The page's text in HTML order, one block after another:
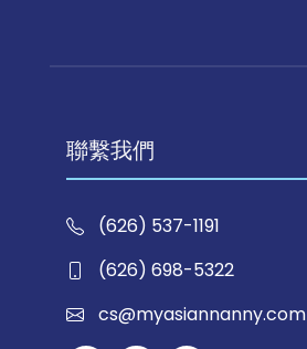
聯繫我們
(626) 537-1191
(626) 698-5322
cs@myasiannanny.com